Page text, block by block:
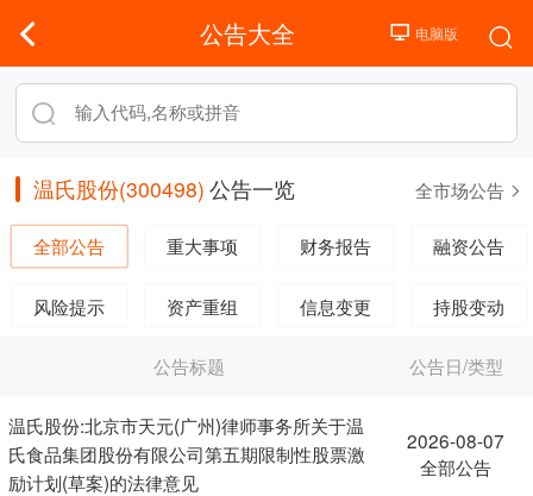
公告大全
温氏股份(300498) 公告一览 全市场公告
全部公告 重大事项 财务报告 融资公告
风险提示 资产重组 信息变更 持股变动
公告标题 公告日/类型
温氏股份:北京市天元(广州)律师事务所关于温
氏食品集团股份有限公司第五期限制性股票激
励计划(草案)的法律意见
2026-08-07
全部公告